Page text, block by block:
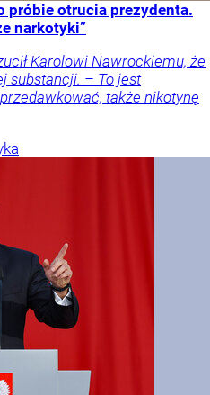
próbie otrucia prezydenta.
narkotyki”
Karolowi Nawrockiemu, że
substancji. – To jest
także nikotynę